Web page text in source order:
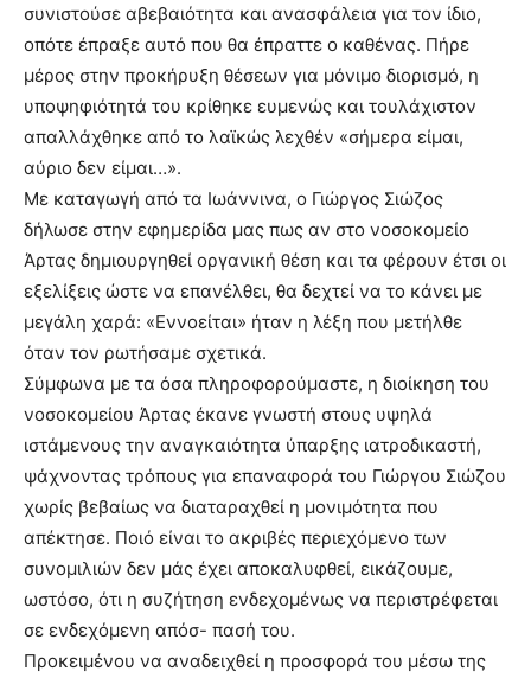
συνιστούσε αβεβαιότητα και ανασφάλεια για τον ίδιο,
οπότε έπραξε αυτό που θα έπραττε ο καθένας. Πήρε
μέρος στην προκήρυξη θέσεων για μόνιμο διορισμό, η
υποψηφιότητά του κρίθηκε ευμενώς και τουλάχιστον
απαλλάχθηκε από το λαϊκώς λεχθέν «σήμερα είμαι,
αύριο δεν είμαι…».
Με καταγωγή από τα Ιωάννινα, ο Γιώργος Σιώζος
δήλωσε στην εφημερίδα μας πως αν στο νοσοκομείο
Άρτας δημιουργηθεί οργανική θέση και τα φέρουν έτσι οι
εξελίξεις ώστε να επανέλθει, θα δεχτεί να το κάνει με
μεγάλη χαρά: «Εννοείται» ήταν η λέξη που μετήλθε
όταν τον ρωτήσαμε σχετικά.
Σύμφωνα με τα όσα πληροφορούμαστε, η διοίκηση του
νοσοκομείου Άρτας έκανε γνωστή στους υψηλά
ιστάμενους την αναγκαιότητα ύπαρξης ιατροδικαστή,
ψάχνοντας τρόπους για επαναφορά του Γιώργου Σιώζου
χωρίς βεβαίως να διαταραχθεί η μονιμότητα που
απέκτησε. Ποιό είναι το ακριβές περιεχόμενο των
συνομιλιών δεν μάς έχει αποκαλυφθεί, εικάζουμε,
ωστόσο, ότι η συζήτηση ενδεχομένως να περιστρέφεται
σε ενδεχόμενη απόσ- πασή του.
Προκειμένου να αναδειχθεί η προσφορά του μέσω της